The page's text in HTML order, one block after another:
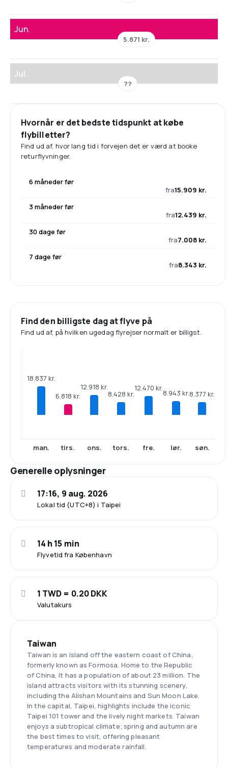
Jun.
5.871 kr.
Jul.
??
Hvornår er det bedste tidspunkt at købe
flybilletter?
Find ud af, hvor lang tid i forvejen det er værd at booke
returflyvninger.
6 måneder før
fra15.909 kr.
3 måneder før
fra12.439 kr.
30 dage før
fra7.008 kr.
7 dage før
fra8.343 kr.
Find den billigste dag at flyve på
Find ud af, på hvilken ugedag flyrejser normalt er billigst.
18.837 kr.
man.
6.818 kr.
tirs.
12.918 kr.
ons.
8.428 kr.
tors.
12.470 kr.
fre.
8.943 kr.
lør.
8.377 kr.
søn.
Generelle oplysninger
Lokal tid (UTC+8) i Taipei
17:16, 9 aug. 2026
Flyvetid fra København
14 h 15 min
Valutakurs
1 TWD = 0.20 DKK
Taiwan
Taiwan is an island off the eastern coast of China,
formerly known as Formosa. Home to the Republic
of China, it has a population of about 23 million. The
island attracts visitors with its stunning scenery,
including the Alishan Mountains and Sun Moon Lake.
In the capital, Taipei, highlights include the iconic
Taipei 101 tower and the lively night markets. Taiwan
enjoys a subtropical climate; spring and autumn are
the best times to visit, offering pleasant
temperatures and moderate rainfall.